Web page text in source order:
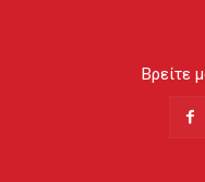
Βρείτε